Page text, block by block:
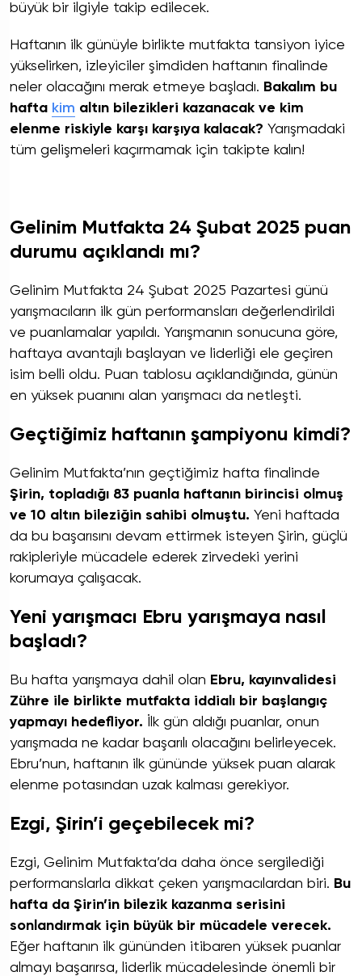
büyük bir ilgiyle takip edilecek.
Haftanın ilk günüyle birlikte mutfakta tansiyon iyice
yükselirken, izleyiciler şimdiden haftanın finalinde
neler olacağını merak etmeye başladı. Bakalım bu
hafta kim altın bilezikleri kazanacak ve kim
elenme riskiyle karşı karşıya kalacak? Yarışmadaki
tüm gelişmeleri kaçırmamak için takipte kalın!
Gelinim Mutfakta 24 Şubat 2025 puan
durumu açıklandı mı?
Gelinim Mutfakta 24 Şubat 2025 Pazartesi günü
yarışmacıların ilk gün performansları değerlendirildi
ve puanlamalar yapıldı. Yarışmanın sonucuna göre,
haftaya avantajlı başlayan ve liderliği ele geçiren
isim belli oldu. Puan tablosu açıklandığında, günün
en yüksek puanını alan yarışmacı da netleşti.
Geçtiğimiz haftanın şampiyonu kimdi?
Gelinim Mutfakta’nın geçtiğimiz hafta finalinde
Şirin, topladığı 83 puanla haftanın birincisi olmuş
ve 10 altın bileziğin sahibi olmuştu. Yeni haftada
da bu başarısını devam ettirmek isteyen Şirin, güçlü
rakipleriyle mücadele ederek zirvedeki yerini
korumaya çalışacak.
Yeni yarışmacı Ebru yarışmaya nasıl
başladı?
Bu hafta yarışmaya dahil olan Ebru, kayınvalidesi
Zühre ile birlikte mutfakta iddialı bir başlangıç
yapmayı hedefliyor. İlk gün aldığı puanlar, onun
yarışmada ne kadar başarılı olacağını belirleyecek.
Ebru’nun, haftanın ilk gününde yüksek puan alarak
elenme potasından uzak kalması gerekiyor.
Ezgi, Şirin’i geçebilecek mi?
Ezgi, Gelinim Mutfakta’da daha önce sergilediği
performanslarla dikkat çeken yarışmacılardan biri. Bu
hafta da Şirin’in bilezik kazanma serisini
sonlandırmak için büyük bir mücadele verecek.
Eğer haftanın ilk gününden itibaren yüksek puanlar
almayı başarırsa, liderlik mücadelesinde önemli bir